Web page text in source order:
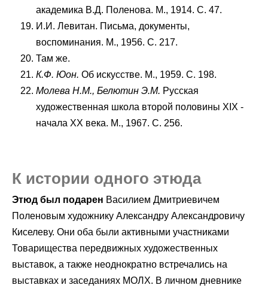
академика В.Д. Поленова. М., 1914. С. 47.
И.И. Левитан. Письма, документы,
воспоминания. М., 1956. С. 217.
Там же.
К.Ф. Юон. Об искусстве. М., 1959. С. 198.
Молева Н.М., Белютин Э.М. Русская
художественная школа второй половины XIX -
начала XX века. М., 1967. С. 256.
К истории одного этюда
Этюд был подарен Василием Дмитриевичем
Поленовым художнику Александру Александровичу
Киселеву. Они оба были активными участниками
Товарищества передвижных художественных
выставок, а также неоднократно встречались на
выставках и заседаниях МОЛХ. В личном дневнике